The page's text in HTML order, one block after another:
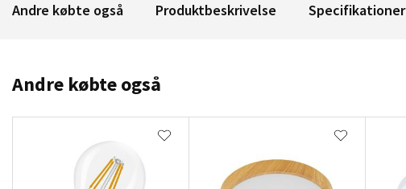
Andre købte også Produktbeskrivelse Specifikationer
Andre købte også